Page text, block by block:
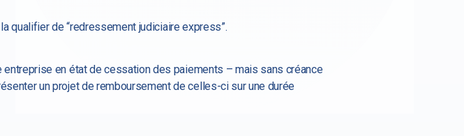
qualifier de “redressement judiciaire express”.
en état de cessation des paiements – mais sans créance
un projet de remboursement de celles-ci sur une durée